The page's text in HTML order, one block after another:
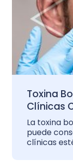
Toxina
Clínicas
La toxina
puede
clínicas